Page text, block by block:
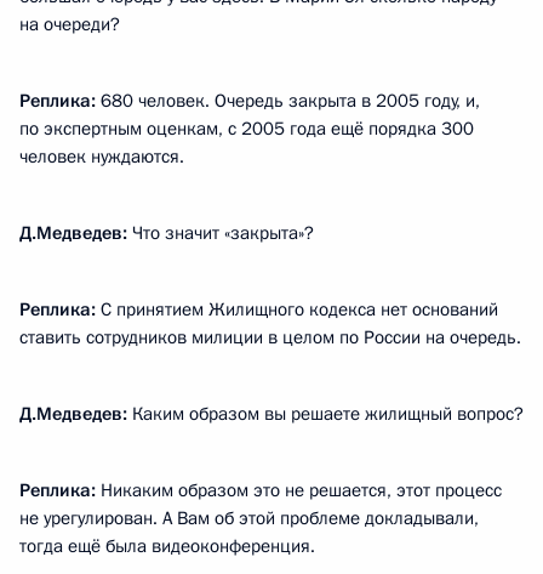
на очереди?
Реплика: 680 человек. Очередь закрыта в 2005 году, и,
по экспертным оценкам, с 2005 года ещё порядка 300
человек нуждаются.
Д.Медведев: Что значит «закрыта»?
Реплика: С принятием Жилищного кодекса нет оснований
ставить сотрудников милиции в целом по России на очередь.
Д.Медведев: Каким образом вы решаете жилищный вопрос?
Реплика: Никаким образом это не решается, этот процесс
не урегулирован. А Вам об этой проблеме докладывали,
тогда ещё была видеоконференция.